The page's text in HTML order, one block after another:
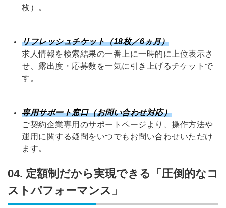
枚）。
リフレッシュチケット（18枚／6ヵ月）
求人情報を検索結果の一番上に一時的に上位表示さ
せ、露出度・応募数を一気に引き上げるチケットで
す 。
専用サポート窓口（お問い合わせ対応）
ご契約企業専用のサポートページより、操作方法や
運用に関する疑問をいつでもお問い合わせいただけ
ます。
04. 定額制だから実現できる「圧倒的なコ
ストパフォーマンス」